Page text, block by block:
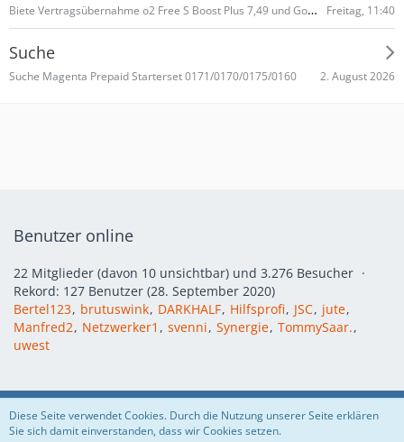
Biete Vertragsübernahme o2 Free S Boost Plus 7,49 und Go Mobile S mit erhöhtem Datenvolumen Freitag, 11:40
Suche
Suche Magenta Prepaid Starterset 0171/0170/0175/0160 2. August 2026
Benutzer online
22 Mitglieder (davon 10 unsichtbar) und 3.276 Besucher
Rekord: 127 Benutzer (28. September 2020)
Bertel123 brutuswink DARKHALF Hilfsprofi JSC jute
Manfred2 Netzwerker1 svenni Synergie TommySaar.
uwest
Regeln Datenschutzerklärung Impressum
Diese Seite verwendet Cookies. Durch die Nutzung unserer Seite erklären
Sie sich damit einverstanden, dass wir Cookies setzen.